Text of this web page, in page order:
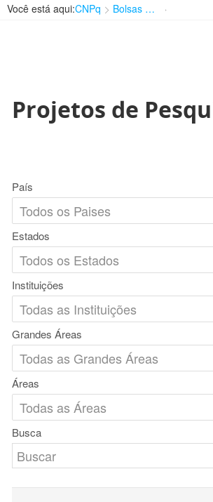
Você está aqui:CNPq Bolsas e Auxílios Vigentes
Projetos de
País
Estados
Instituições
Grandes Áreas
Áreas
Busca